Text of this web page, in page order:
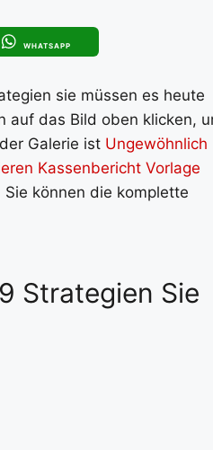
WHATSAPP
sie müssen es heute
auf das Bild oben klicken,
Galerie ist Ungewöhnlich
Kassenbericht Vorlage
können die komplette
Strategien Sie